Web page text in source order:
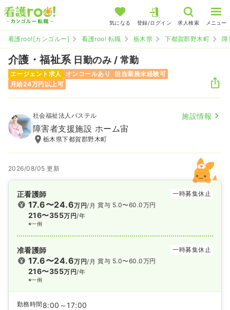
気になる 登録/ログイン 求人検索 メニュー
看護roo![カンゴルー] 看護roo! 転職 栃木県 下都賀郡野木町 障
介護・福祉系 日勤のみ / 常勤
エージェント求人 オンコールあり
担当業務未経験可
月給24万円以上可
社会福祉法人パステル 施設情報
障害者支援施設 ホーム宙
栃木県下都賀郡野木町
2026/08/05 更新
正看護師 一時募集休止
17.6〜24.6万円/月
216〜355万円/年
※一例
賞与 5.0〜60.0万円
准看護師 一時募集休止
17.6〜24.6万円/月
216〜355万円/年
※一例
賞与 5.0〜60.0万円
勤務時間 8:00～17:00